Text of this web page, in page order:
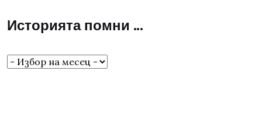
Историята помни …
Историята